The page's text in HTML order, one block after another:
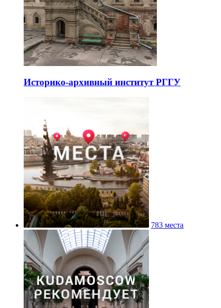
Историко-архивный институт РГГУ
783 места